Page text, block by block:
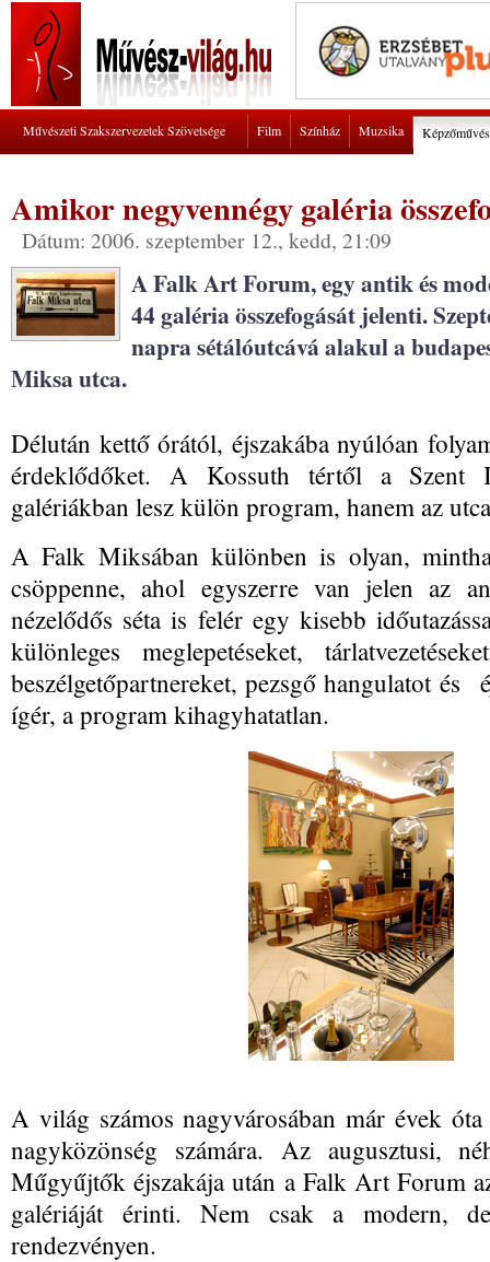
Művészeti Szakszervezetek Szövetsége Film Színház Muzsika
Amikor negyvennégy galéria
Dátum: 2006. szeptember 12., kedd, 21:09
A Falk Art Forum, egy antik és
44 galéria összefogását jelenti.
napra sétálóutcává alakul a
Miksa utca.
Délután kettő órától, éjszakába nyúlóan
érdeklődőket. A Kossuth tértől a Szent
galériákban lesz külön program, hanem az
A Falk Miksában különben is olyan,
csöppenne, ahol egyszerre van jelen az
nézelődős séta is felér egy kisebb
különleges meglepetéseket,
beszélgetőpartnereket, pezsgő hangulatot
ígér, a program kihagyhatatlan.
A világ számos nagyvárosában már évek
nagyközönség számára. Az augusztusi,
Műgyűjtők éjszakája után a Falk Art Forum
galériáját érinti. Nem csak a modern,
rendezvényen.